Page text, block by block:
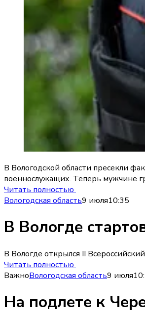
В Вологодской области пресекли
военнослужащих. Теперь мужчине
Читать полностью
Вологодская область9 июля10:35
В Вологде
В Вологде открылся II
Читать полностью
ВажноВологодская область9 июля
На подлете к